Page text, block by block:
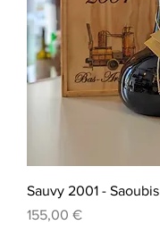
Sauvy 2001 - Saoubis
Prix
155,00 €